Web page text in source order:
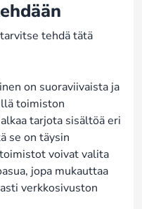
tehdä tätä
on suoraviivaista ja
toimiston
tarjota sisältöä eri
se on täysin
voivat valita
jopa mukauttaa
verkkosivuston